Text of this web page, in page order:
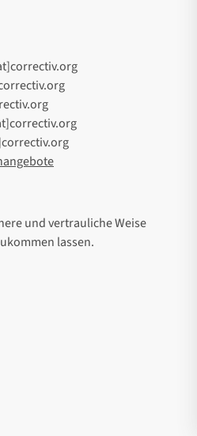
und vertrauliche Weise
lassen.